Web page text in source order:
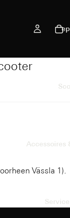
Accessoires
Vässla 1).